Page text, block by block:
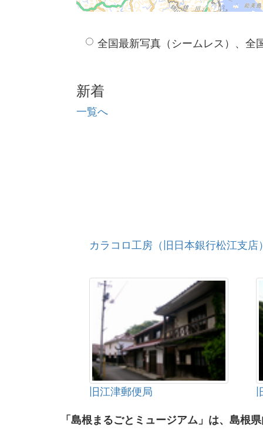
全国最新写真（シームレス）、全
新着
一覧へ
カラコロ工房（旧日本銀行松江支店
旧江津郵便局
「島根まるごとミュージアム」は、島根